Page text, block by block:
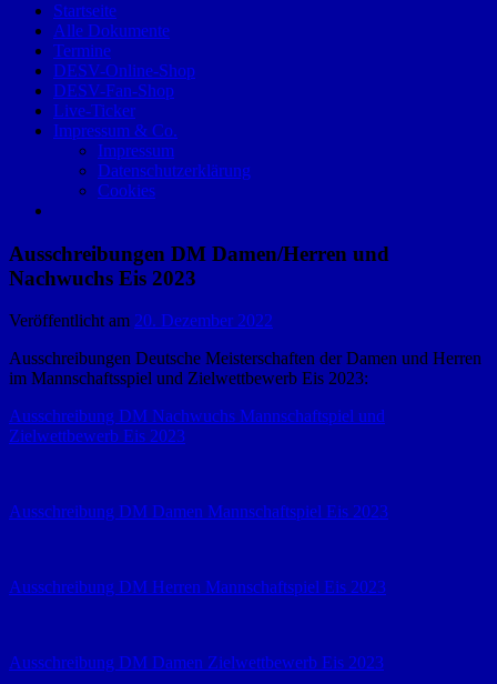
Startseite
Alle Dokumente
Termine
DESV-Online-Shop
DESV-Fan-Shop
Live-Ticker
Impressum & Co.
Impressum
Datenschutzerklärung
Cookies
Ausschreibungen DM Damen/Herren und
Nachwuchs Eis 2023
Veröffentlicht am 20. Dezember 2022
Ausschreibungen Deutsche Meisterschaften der Damen und Herren
im Mannschaftsspiel und Zielwettbewerb Eis 2023:
Ausschreibung DM Nachwuchs Mannschaftspiel und
Zielwettbewerb Eis 2023
Ausschreibung DM Damen Mannschaftspiel Eis 2023
Ausschreibung DM Herren Mannschaftspiel Eis 2023
Ausschreibung DM Damen Zielwettbewerb Eis 2023